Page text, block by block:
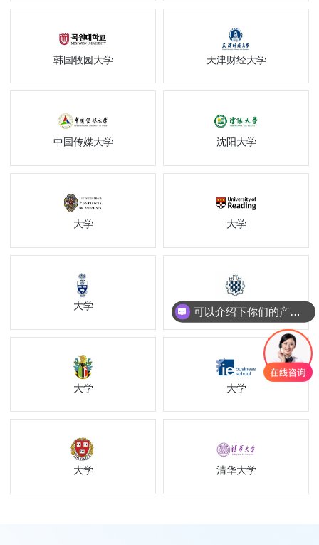
韩国牧园大学 天津财经大学
中国传媒大学 沈阳大学
大学 大学
大学 大学
大学 大学
大学 清华大学
可以介绍下你们的产品么